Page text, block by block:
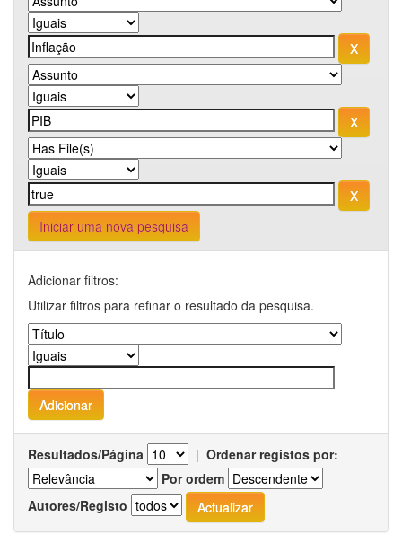
Iniciar uma nova pesquisa
Adicionar filtros:
Utilizar filtros para refinar o resultado da pesquisa.
Resultados/Página | Ordenar registos por:
Por ordem
Autores/Registo